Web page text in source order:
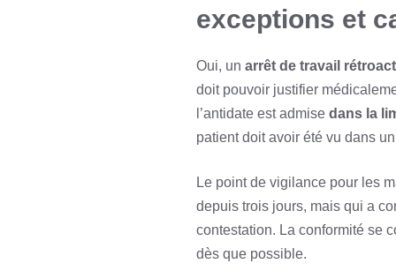
exceptions et
Oui, un arrêt de travail
doit pouvoir justifier
l’antidate est admise dans la
patient doit avoir été vu dans
Le point de vigilance pour les
depuis trois jours, mais qui a
contestation. La conformité se
dès que possible.